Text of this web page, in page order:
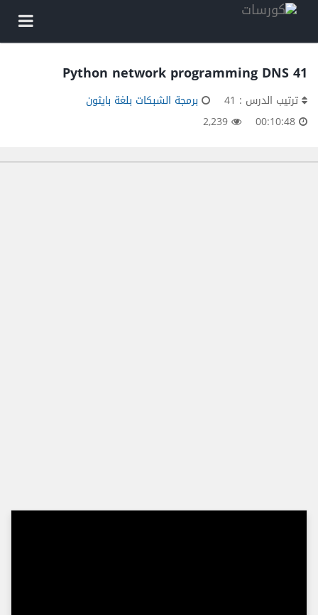
41 Python network programming DNS
ترتيب الدرس : 41
برمجة الشبكات بلغة بايثون